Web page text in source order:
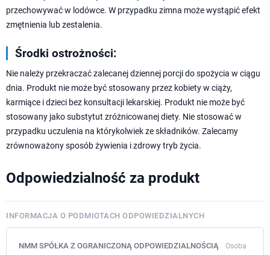
przechowywać w lodówce. W przypadku zimna może wystąpić efekt
zmętnienia lub zestalenia.
Środki ostrożności:
Nie należy przekraczać zalecanej dziennej porcji do spożycia w ciągu
dnia. Produkt nie może być stosowany przez kobiety w ciąży,
karmiące i dzieci bez konsultacji lekarskiej. Produkt nie może być
stosowany jako substytut zróżnicowanej diety. Nie stosować w
przypadku uczulenia na którykolwiek ze składników. Zalecamy
zrównoważony sposób żywienia i zdrowy tryb życia.
Odpowiedzialność za produkt
INFORMACJA O PODMIOTACH ODPOWIEDZIALNYCH
NMM SPÓŁKA Z OGRANICZONĄ ODPOWIEDZIALNOŚCIĄ Osoba